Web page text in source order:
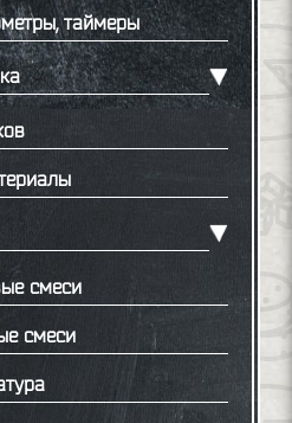
таймеры
смеси
смеси